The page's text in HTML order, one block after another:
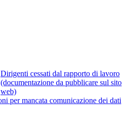
Dirigenti cessati dal rapporto di lavoro
(documentazione da pubblicare sul sito
web)
per mancata comunicazione dei dati